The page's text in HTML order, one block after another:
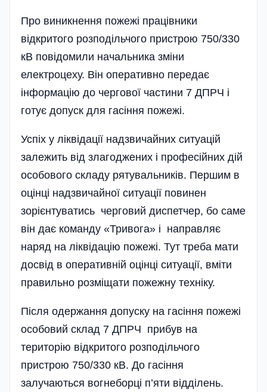
Про виникнення пожежі працівники
відкритого розподільчого пристрою 750/330
кВ повідомили начальника зміни
електроцеху. Він оперативно передає
інформацію до чергової частини 7 ДПРЧ і
готує допуск для гасіння пожежі.
Успіх у ліквідації надзвичайних ситуацій
залежить від злагоджених і професійних дій
особового складу рятувальників. Першим в
оцінці надзвичайної ситуації повинен
зорієнтуватись черговий диспетчер, бо саме
він дає команду «Тривога» і направляє
наряд на ліквідацію пожежі. Тут треба мати
досвід в оперативній оцінці ситуації, вміти
правильно розміщати пожежну техніку.
Після одержання допуску на гасіння пожежі
особовий склад 7 ДПРЧ прибув на
територію відкритого розподільчого
пристрою 750/330 кВ. До гасіння
залучаються вогнеборці п’яти відділень.